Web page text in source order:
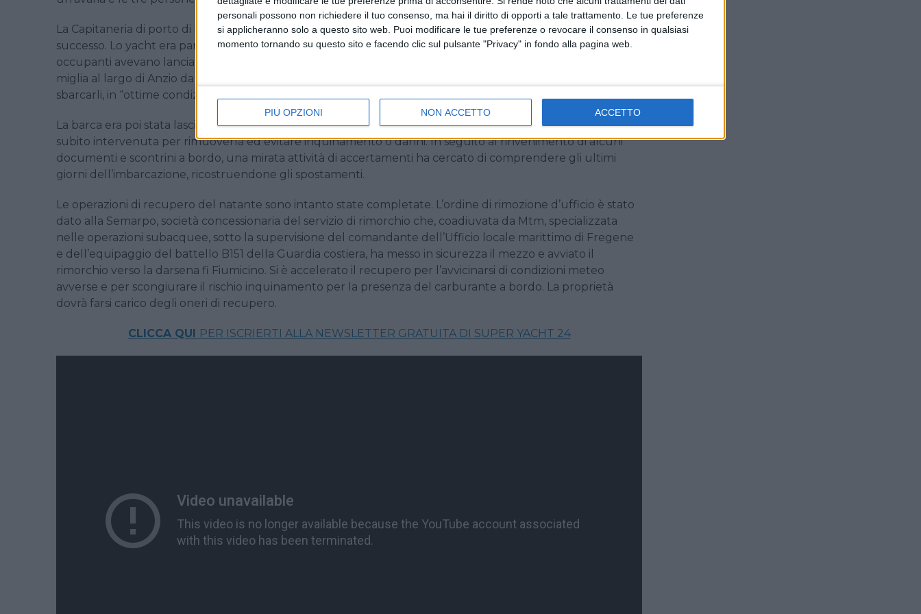
personali possono non richiedere il tuo consenso, ma hai il diritto di opporti a tale trattamento. Le tue preferenze
si applicheranno solo a questo sito web. Puoi modificare le tue preferenze o revocare il consenso in qualsiasi
momento tornando su questo sito e facendo clic sul pulsante "Privacy" in fondo alla pagina web.
PIÙ OPZIONI NON ACCETTO ACCETTO
La Capitaneria di porto di Roma ha spiegato che, dopo una serie di riscontri, ha potuto precisare cosa sia
successo. Lo yacht era partito da Santa Marinella per raggiungere Marsiglia ma, durante il viaggio, i tre
occupanti avevano lanciato un messaggio di soccorso per un’avaria ed erano stati recuperati a circa 70
miglia al largo di Anzio da un traghetto adibito a trasporto passeggeri, l’Excelsior, che ha poi provveduto a
sbarcarli, in “ottime condizioni di salute”, nel porto di Genova. Il salvataggio è avvenuto il 15 ottobre.
La barca era poi stata lasciata andare alla deriva e quindi si era arenata. La Capitaneria di porto di Roma è
subito intervenuta per rimuoverla ed evitare inquinamento o danni. In seguito al rinvenimento di alcuni
documenti e scontrini a bordo, una mirata attività di accertamenti ha cercato di comprendere gli ultimi
giorni dell’imbarcazione, ricostruendone gli spostamenti.
Le operazioni di recupero del natante sono intanto state completate. L’ordine di rimozione d’ufficio è stato
dato alla Semarpo, società concessionaria del servizio di rimorchio che, coadiuvata da Mtm, specializzata
nelle operazioni subacquee, sotto la supervisione del comandante dell’Ufficio locale marittimo di Fregene
e dell’equipaggio del battello B151 della Guardia costiera, ha messo in sicurezza il mezzo e avviato il
rimorchio verso la darsena fi Fiumicino. Si è accelerato il recupero per l’avvicinarsi di condizioni meteo
avverse e per scongiurare il rischio inquinamento per la presenza del carburante a bordo. La proprietà
dovrà farsi carico degli oneri di recupero.
CLICCA QUI PER ISCRIERTI ALLA NEWSLETTER GRATUITA DI SUPER YACHT 24